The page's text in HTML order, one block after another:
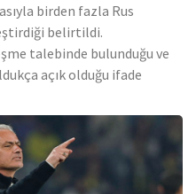
birden fazla Rus
belirtildi.
talebinde bulunduğu ve
açık olduğu ifade